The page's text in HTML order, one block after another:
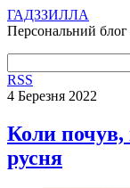
ГАДЗЗИЛЛА
Персональний блог
RSS
4 Березня 2022
Коли почув,
русня